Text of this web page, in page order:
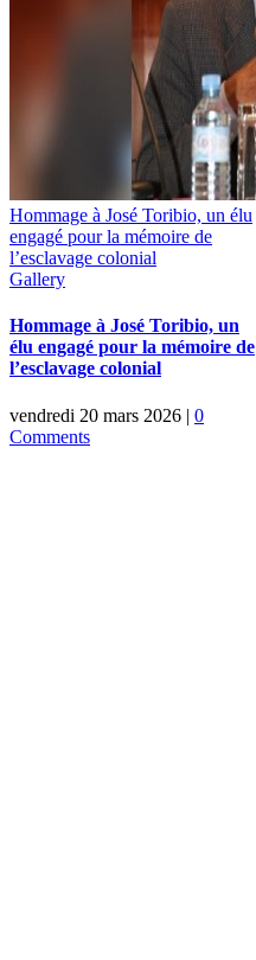
Hommage à José Toribio, un élu
engagé pour la mémoire de
l’esclavage colonial
Gallery
Hommage à José Toribio, un
élu engagé pour la mémoire de
l’esclavage colonial
vendredi 20 mars 2026 | 0
Comments